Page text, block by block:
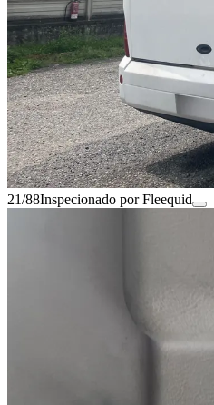
21/88Inspecionado por Fleequid